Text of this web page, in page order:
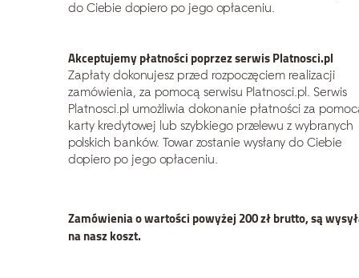
do Ciebie dopiero po jego opłaceniu.
Akceptujemy płatności poprzez serwis Platnosci.pl
Zapłaty dokonujesz przed rozpoczęciem realizacji
zamówienia, za pomocą serwisu Platnosci.pl. Serwis
Platnosci.pl umożliwia dokonanie płatności za
karty kredytowej lub szybkiego przelewu z wybranych
polskich banków. Towar zostanie wysłany do Ciebie
dopiero po jego opłaceniu.
Zamówienia o wartości powyżej 200 zł brutto, są
na nasz koszt.